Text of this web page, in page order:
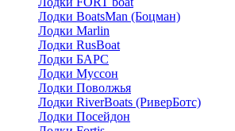
Лодки BoatsMan (Боцман)
Лодки Marlin
Лодки RusBoat
Лодки БАРС
Лодки Муссон
Лодки Поволжья
Лодки RiverBoats (РиверБотс)
Лодки Посейдон